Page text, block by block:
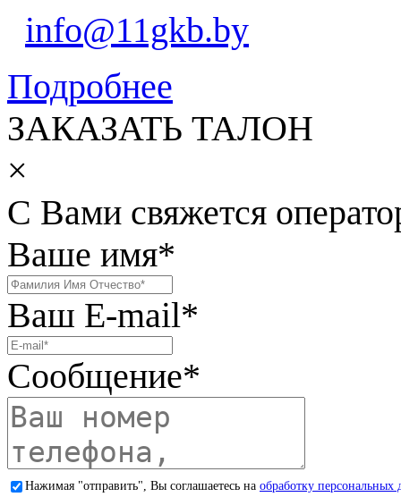
info@11gkb.by
Подробнее
ЗАКАЗАТЬ ТАЛОН
×
С Вами свяжется
Ваше имя*
Ваш E-mail*
Сообщение*
Нажимая "отправить", Вы соглашаетесь на обработку персональных